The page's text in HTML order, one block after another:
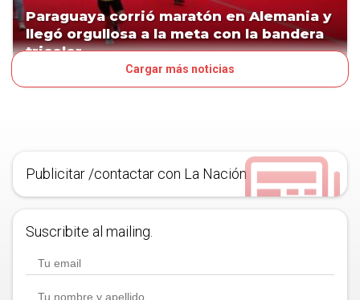
Paraguaya corrió maratón en Alemania y
llegó orgullosa a la meta con la bandera
tricolor
Cargar más noticias
Publicitar /contactar con La Nación
Suscribite al mailing.